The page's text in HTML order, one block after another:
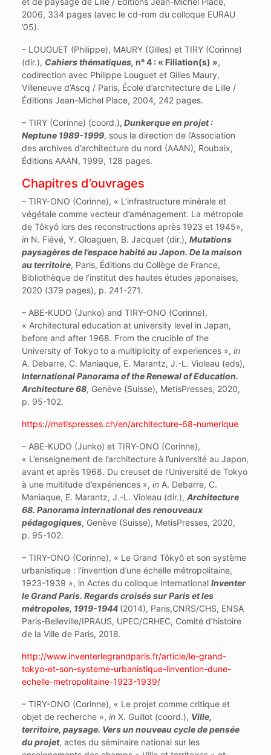
2006, 334 pages (avec le cd-rom du colloque EURAU
’05).
– LOUGUET (Philippe), MAURY (Gilles) et TIRY (Corinne)
(dir.), Cahiers thématiques, n° 4 : « Filiation(s) »,
codirection avec Philippe Louguet et Gilles Maury,
Villeneuve d’Ascq / Paris, École d’architecture de Lille /
Éditions Jean-Michel Place, 2004, 242 pages.
– TIRY (Corinne) (coord.), Dunkerque en projet :
Neptune 1989-1999, sous la direction de l’Association
des archives d’architecture du nord (AAAN), Roubaix,
Éditions AAAN, 1999, 128 pages.
Chapitres d’ouvrages
– TIRY-ONO (Corinne), « L’infrastructure minérale et
végétale comme vecteur d’aménagement. La métropole
de Tôkyô lors des reconstructions après 1923 et 1945»,
inN. Fiévé, Y. Gloaguen, B. Jacquet (dir.), Mutations
paysagères de l’espace habité au Japon. De la maison
au territoire, Paris, Éditions du Collège de France,
Bibliothèque de l’institut des hautes études japonaises,
2020 (379 pages), p. 241-271.
– ABE-KUDO (Junko) and TIRY-ONO (Corinne),
« Architectural education at university level in Japan,
before and after 1968. From the crucible of the
University of Tokyo to a multiplicity of experiences », in
A. Debarre, C. Maniaque, E. Marantz, J.-L. Violeau (eds),
International Panorama of the Renewal of Education.
Architecture 68, Genève (Suisse), MetisPresses, 2020,
p. 95-102.
https://metispresses.ch/en/architecture-68-numerique
– ABE-KUDO (Junko) et TIRY-ONO (Corinne),
« L’enseignement de l’architecture à l’université au Japon,
avant et après 1968. Du creuset de l’Université de Tokyo
à une multitude d’expériences », inA. Debarre, C.
Maniaque, E. Marantz, J.-L. Violeau (dir.), Architecture
68. Panorama international des renouveaux
pédagogiques, Genève (Suisse), MetisPresses, 2020,
p. 95-102.
– TIRY-ONO (Corinne), « Le Grand Tôkyô et son système
urbanistique : l’invention d’une échelle métropolitaine,
1923-1939 », in Actes du colloque international Inventer
le Grand Paris. Regards croisés sur Paris et les
métropoles, 1919-1944 (2014), Paris,CNRS/CHS, ENSA
Paris-Belleville/IPRAUS, UPEC/CRHEC, Comité d’histoire
de la Ville de Paris, 2018.
http://www.inventerlegrandparis.fr/article/le-grand-
tokyo-et-son-systeme-urbanistique-linvention-dune-
echelle-metropolitaine-1923-1939/
– TIRY-ONO (Corinne), « Le projet comme critique et
objet de recherche », inX. Guillot (coord.), Ville,
territoire, paysage. Vers un nouveau cycle de pensée
du projet, actes du séminaire national sur les